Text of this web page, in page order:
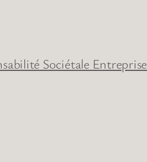
Sociétale Entreprise